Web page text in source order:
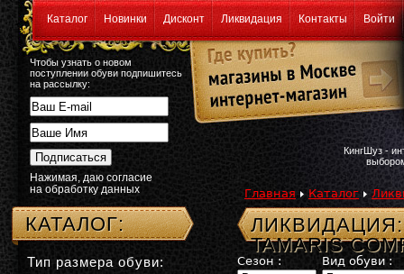
Каталог Новинки Дисконт Ликвидация Контакты Войти
Чтобы узнать о новом
поступлении обуви подпишитесь
на рассылку:
Нажимая, даю согласие
на обработку данных
КингШуз -
Главная Каталог
TAMARIS
Сезон : Вид обуви :
КАТАЛОГ:
Тип размера обуви: